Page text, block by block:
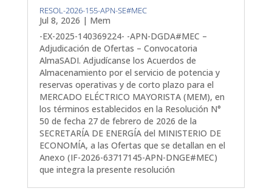
RESOL-2026-155-APN-SE#MEC
Jul 8, 2026 | Mem
-EX-2025-140369224- -APN-DGDA#MEC –
Adjudicación de Ofertas – Convocatoria
AlmaSADI. Adjudícanse los Acuerdos de
Almacenamiento por el servicio de potencia y
reservas operativas y de corto plazo para el
MERCADO ELÉCTRICO MAYORISTA (MEM), en
los términos establecidos en la Resolución N°
50 de fecha 27 de febrero de 2026 de la
SECRETARÍA DE ENERGÍA del MINISTERIO DE
ECONOMÍA, a las Ofertas que se detallan en el
Anexo (IF-2026-63717145-APN-DNGE#MEC)
que integra la presente resolución